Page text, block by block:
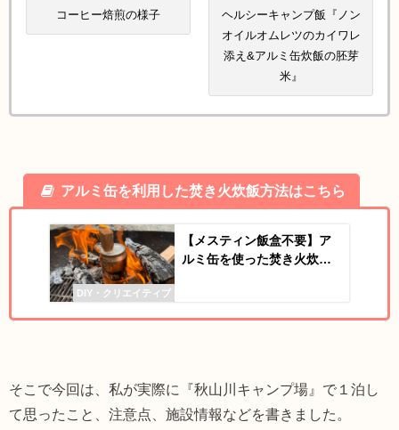
コーヒー焙煎の様子
ヘルシーキャンプ飯『ノン
オイルオムレツのカイワレ
添え&アルミ缶炊飯の胚芽
米』
アルミ缶を利用した焚き火炊飯方法はこちら
DIY・クリエイティブ
【メスティン飯盒不要】ア
ルミ缶を使った焚き火炊飯
そこで今回は、私が実際に『秋山川キャンプ場』で１泊し
て思ったこと、注意点、施設情報などを書きました。